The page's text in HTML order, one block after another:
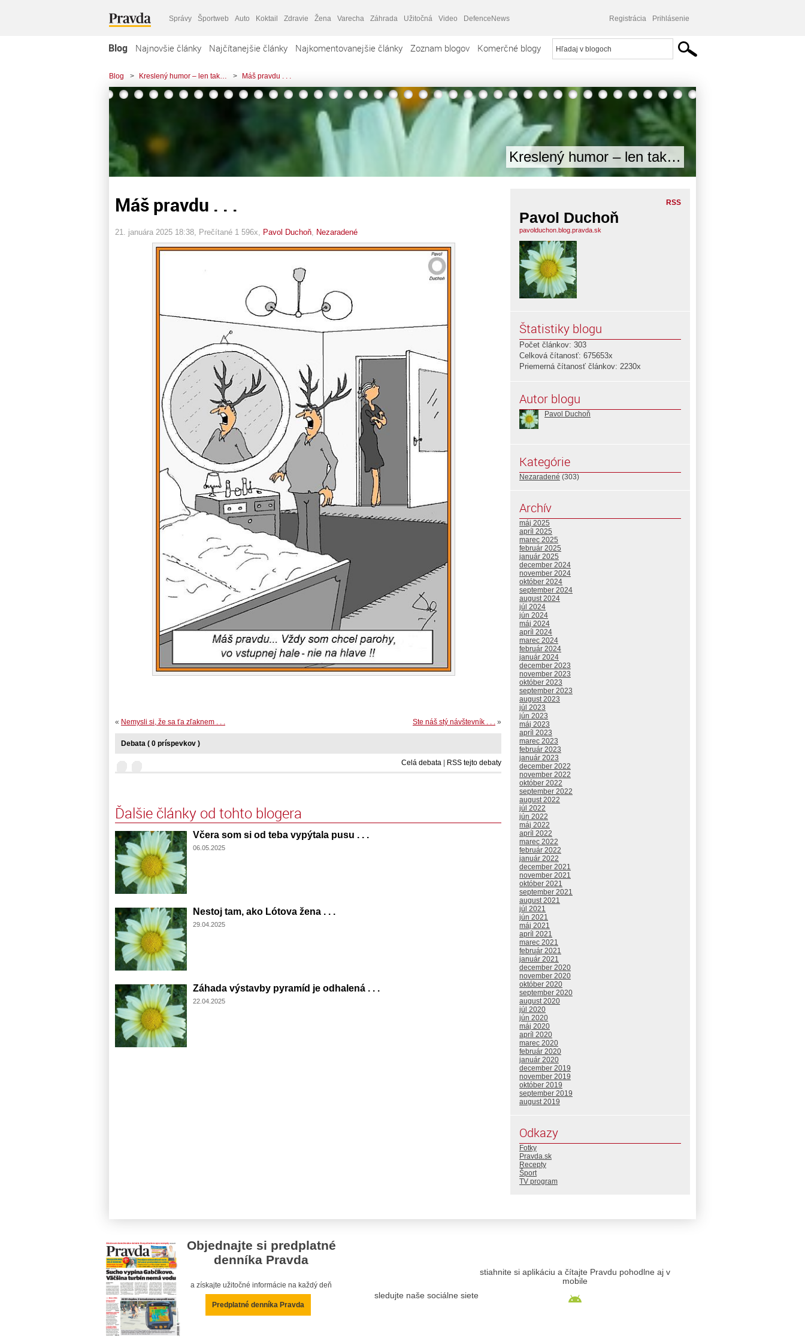
Správy Športweb Auto Koktail Zdravie Žena Varecha Záhrada Užitočná Video DefenceNews Registrácia Prihlásenie
Blog Najnovšie články Najčítanejšie články Najkomentovanejšie články Zoznam blogov Komerčné blogy
Blog > Kreslený humor – len tak… > Máš pravdu . . .
Kreslený humor – len tak…
Máš pravdu . . .
21. januára 2025 18:38 , Prečítané 1 596x, Pavol Duchoň Nezaradené
Ste náš stý návštevník . . . »
« Nemysli si, že sa ťa zľaknem . . .
Debata ( 0 príspevkov )
Celá debata | RSS tejto debaty
Ďalšie články od tohto blogera
Včera som si od teba vypýtala pusu . . .
06.05.2025
Nestoj tam, ako Lótova žena . . .
29.04.2025
Záhada výstavby pyramíd je odhalená . . .
22.04.2025
RSS
Pavol Duchoň
pavolduchon.blog.pravda.sk
Štatistiky blogu
Počet článkov: 303
Celková čítanosť: 675653x
Priemerná čítanosť článkov: 2230x
Autor blogu
Pavol Duchoň
Kategórie
Nezaradené (303)
Archív
máj 2025
apríl 2025
marec 2025
február 2025
január 2025
december 2024
november 2024
október 2024
september 2024
august 2024
júl 2024
jún 2024
máj 2024
apríl 2024
marec 2024
február 2024
január 2024
december 2023
november 2023
október 2023
september 2023
august 2023
júl 2023
jún 2023
máj 2023
apríl 2023
marec 2023
február 2023
január 2023
december 2022
november 2022
október 2022
september 2022
august 2022
júl 2022
jún 2022
máj 2022
apríl 2022
marec 2022
február 2022
január 2022
december 2021
november 2021
október 2021
september 2021
august 2021
júl 2021
jún 2021
máj 2021
apríl 2021
marec 2021
február 2021
január 2021
december 2020
november 2020
október 2020
september 2020
august 2020
júl 2020
jún 2020
máj 2020
apríl 2020
marec 2020
február 2020
január 2020
december 2019
november 2019
október 2019
september 2019
august 2019
Odkazy
Fotky
Pravda.sk
Recepty
Šport
TV program
Objednajte si predplatné
denníka Pravda
a získajte užitočné informácie na každý deň
Predplatné denníka Pravda
sledujte naše sociálne siete
stiahnite si aplikáciu a čítajte Pravdu pohodlne aj v
mobile